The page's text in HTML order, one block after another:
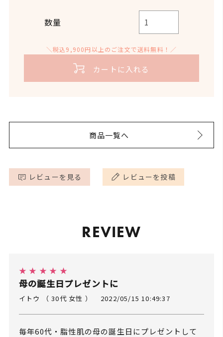
へのさまざまな効果が期待できます。
用目安
消費期限:商品に記載
用ください。
内容量 120g
数量
＼税込9,900円以上のご注文で送料無料！／
カートに入れる
商品一覧へ
レビューを見る レビューを投稿
REVIEW
★ ★ ★ ★ ★
母の誕生日プレゼントに
イトウ （ 30代 女性 ） 2022/05/15 10:49:37
毎年60代・脂性肌の母の誕生日にプレゼントして